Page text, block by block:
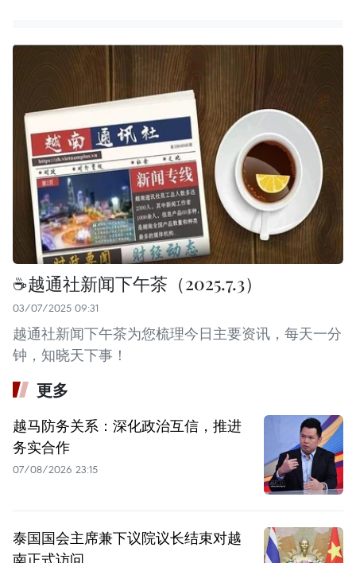
☕️越通社新闻下午茶（2025.7.3）
03/07/2025 09:31
越通社新闻下午茶为您梳理今日主要资讯，每天一分
钟，知晓天下事！
更多
越马防务关系：深化政治互信，推进
务实合作
07/08/2026 23:15
泰国国会主席兼下议院议长结束对越
南正式访问